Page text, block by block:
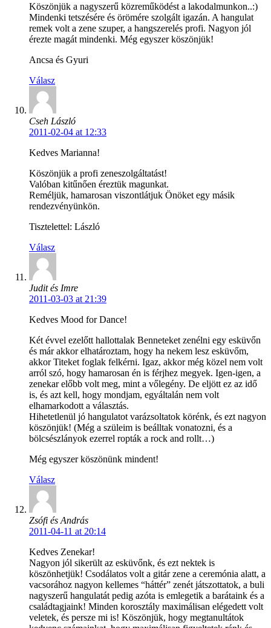
Köszönjük a nagyszerű közreműködést a lakodalmunkon..:)
Mindenki tetszésére és örömére szolgált igazán. A hangulat
remek volt a zene szuper, a hangszerelés profi. Nagyon jól
érezte magát mindenki. Még egyszer köszönjük!
Ancsa és Gyuri
Válasz
Cseh László
2011-02-04 at 12:33
Kedves Marianna!
Köszönjük a profi zeneszolgáltatást!
Valóban kitűnően éreztük magunkat.
Reméljük, hamarosan viszontlátjuk Önöket egy másik
rendezvényünkön.
Tisztelettel: László
Válasz
Judit és Imre
2011-03-03 at 21:39
Kedves Mood for Dance!
Két évvel ezelőtt hallottalak Benneteket zenélni egy esküvőn
és már akkor elhatároztam, hogy ha nekem lesz esküvőm,
akkor Titeket foglak felkérni. Igaz, akkor még közel nem volt
arról szó, hogy hamarosan én is férjhez megyek. Igen-igen, a
zenekar előbb volt meg, mint a vőlegény. De eljött ez az idő
is, és azt kell, hogy mondjam, egyáltalán nem volt
elhamarkodott a választás.
Hihetetlenül jó hangulatot varázsoltatok körénk, és ezt nagyon
köszönjük! (Még a szüleim is beálltak vonatozni, és a
bölcsészlányok ezerrel ropták a rock and rollt…)
Még egyszer köszönünk mindent!
Válasz
Zsófi és András
2011-04-11 at 20:14
Kedves Zenekar!
Nagyon jól sikerült az esküvőnk, és ezt nektek is
köszönhetjük! Csodálatos volt a gitár zene a ceremónia alatt, a
vacsorához nagyon kellemes “háttér” zenét játszottatok, a buli
nagyszerű hangulatát pedig azóta is emlegetik a barátaink és a
családtagjaink! Minden korosztály maximálisan elégedett volt
veletek, és persze mi is! Köszönjük, hogy megtanultátok